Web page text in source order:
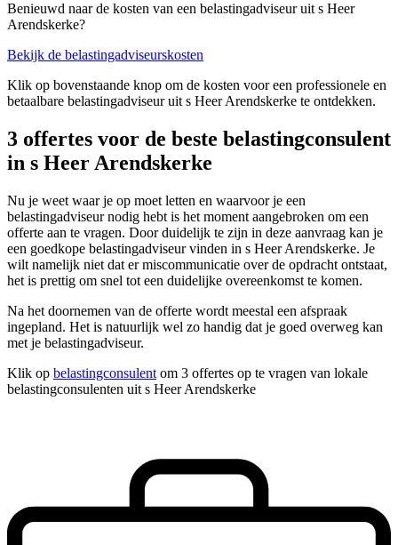
Benieuwd naar de kosten van een belastingadviseur uit s Heer
Arendskerke?
Bekijk de belastingadviseurskosten
Klik op bovenstaande knop om de kosten voor een professionele en
betaalbare belastingadviseur uit s Heer Arendskerke te ontdekken.
3 offertes voor de beste belastingconsulent
in s Heer Arendskerke
Nu je weet waar je op moet letten en waarvoor je een
belastingadviseur nodig hebt is het moment aangebroken om een
offerte aan te vragen. Door duidelijk te zijn in deze aanvraag kan je
een goedkope belastingadviseur vinden in s Heer Arendskerke. Je
wilt namelijk niet dat er miscommunicatie over de opdracht ontstaat,
het is prettig om snel tot een duidelijke overeenkomst te komen.
Na het doornemen van de offerte wordt meestal een afspraak
ingepland. Het is natuurlijk wel zo handig dat je goed overweg kan
met je belastingadviseur.
Klik op belastingconsulent om 3 offertes op te vragen van lokale
belastingconsulenten uit s Heer Arendskerke